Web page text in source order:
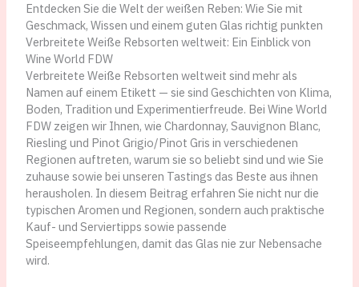
Entdecken Sie die Welt der weißen Reben: Wie Sie mit
Geschmack, Wissen und einem guten Glas richtig punkten
Verbreitete Weiße Rebsorten weltweit: Ein Einblick von
Wine World FDW
Verbreitete Weiße Rebsorten weltweit sind mehr als
Namen auf einem Etikett — sie sind Geschichten von Klima,
Boden, Tradition und Experimentierfreude. Bei Wine World
FDW zeigen wir Ihnen, wie Chardonnay, Sauvignon Blanc,
Riesling und Pinot Grigio/Pinot Gris in verschiedenen
Regionen auftreten, warum sie so beliebt sind und wie Sie
zuhause sowie bei unseren Tastings das Beste aus ihnen
herausholen. In diesem Beitrag erfahren Sie nicht nur die
typischen Aromen und Regionen, sondern auch praktische
Kauf- und Serviertipps sowie passende
Speiseempfehlungen, damit das Glas nie zur Nebensache
wird.